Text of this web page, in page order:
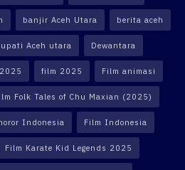
banjir Aceh Utara berita aceh
Aceh utara Dewantara
film 2025 Film animasi
Folk Tales of Chu Maxian (2025)
Indonesia Film Indonesia
Film Karate Kid Legends 2025